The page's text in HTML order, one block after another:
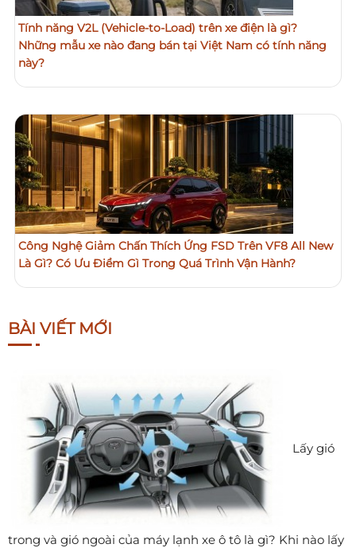
Tính năng V2L (Vehicle-to-Load) trên xe điện là gì?
Những mẫu xe nào đang bán tại Việt Nam có tính năng
này?
Công Nghệ Giảm Chấn Thích Ứng FSD Trên VF8 All New
Là Gì? Có Ưu Điểm Gì Trong Quá Trình Vận Hành?
BÀI VIẾT MỚI
Lấy gió
trong và gió ngoài của máy lạnh xe ô tô là gì? Khi nào lấy